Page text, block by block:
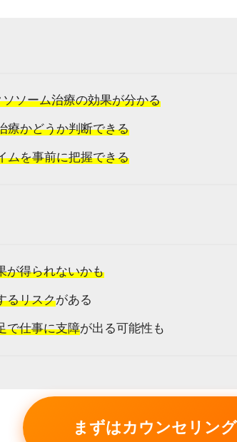
ソーム治療の効果が分かる
療かどうか判断できる
ムを事前に把握できる
が得られないかも
るリスクがある
で仕事に支障が出る可能性も
まずはカウンセリン